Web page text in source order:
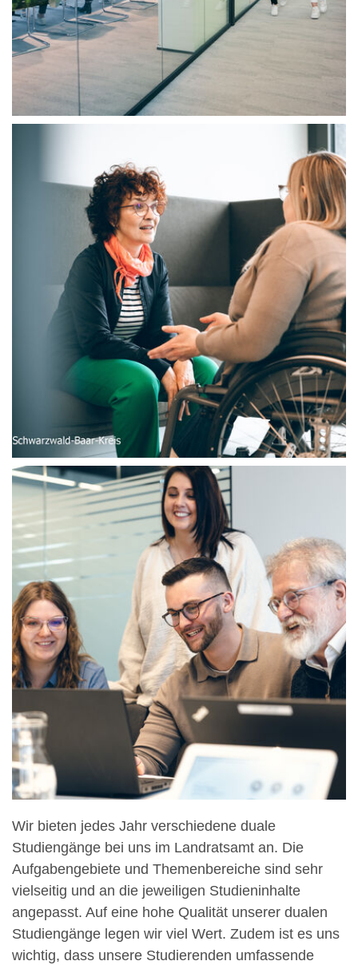
Wir bieten jedes Jahr verschiedene duale
Studiengänge bei uns im Landratsamt an. Die
Aufgabengebiete und Themenbereiche sind sehr
vielseitig und an die jeweiligen Studieninhalte
angepasst. Auf eine hohe Qualität unserer dualen
Studiengänge legen wir viel Wert. Zudem ist es uns
wichtig, dass unsere Studierenden umfassende